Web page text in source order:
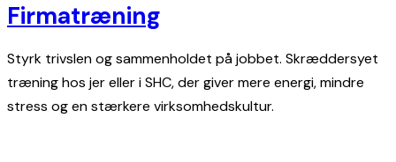
Firmatræning
Styrk trivslen og sammenholdet på jobbet. Skræddersyet
træning hos jer eller i SHC, der giver mere energi, mindre
stress og en stærkere virksomhedskultur.